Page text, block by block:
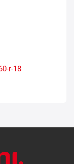
r-18